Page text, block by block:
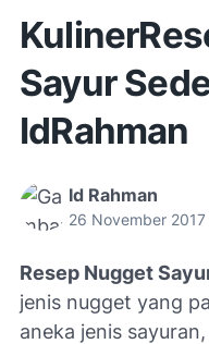
Sayur
IdRahman
Id Rahman
26 November 2017
Resep Nugget
jenis nugget yang
aneka jenis